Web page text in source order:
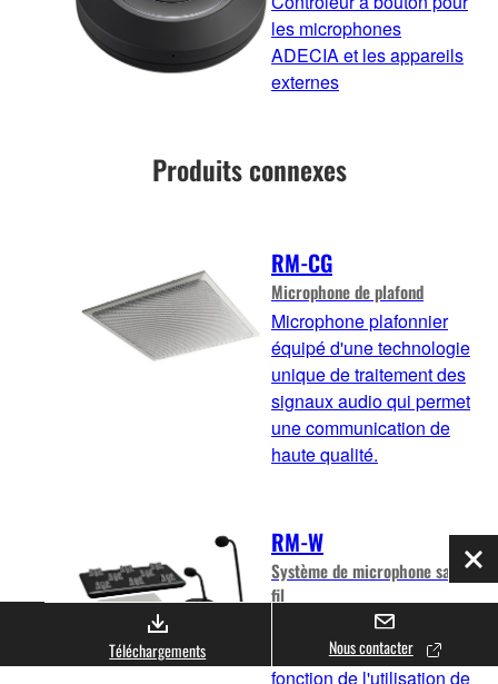
les microphones
ADECIA et les appareils
externes
Produits connexes
RM-CG
Microphone de plafond
Microphone plafonnier
équipé d'une technologie
unique de traitement des
signaux audio qui permet
une communication de
haute qualité.
RM-W
Système de microphone sans
fil
Système de microphones
sans fil flexible en
fonction de l'utilisation de
Téléchargements Nous contacter